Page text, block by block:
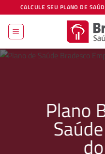
to
content
CALCULE SEU PLANO DE
Plano